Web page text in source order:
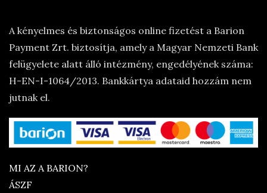
A kényelmes és biztonságos online fizetést a Barion
Payment Zrt. biztosítja, amely a Magyar Nemzeti Bank
felügyelete alatt álló intézmény, engedélyének száma:
H-EN-I-1064/2013. Bankkártya adataid hozzám nem
jutnak el.
MI AZ A BARION?
ÁSZF